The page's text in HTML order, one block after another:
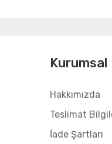
Kurumsal
Hakkımızda
Teslimat
İade Şartları